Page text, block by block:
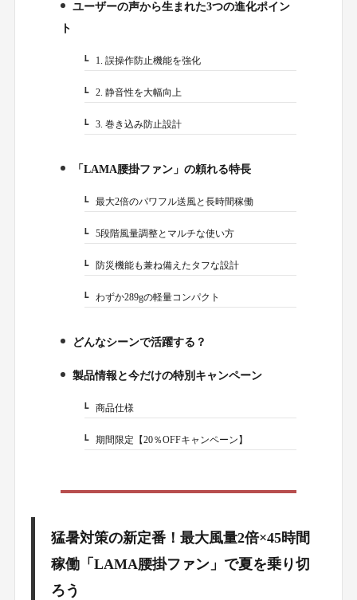
2.
ユーザーの声から生まれた3つの進化ポイン
ト
2-1.1. 誤操作防止機能を強化
2-2.2. 静音性を大幅向上
2-3.3. 巻き込み防止設計
「LAMA腰掛ファン」の頼れる特長
3-1.最大2倍のパワフル送風と長時間稼働
3-2.5段階風量調整とマルチな使い方
3-3.防災機能も兼ね備えたタフな設計
3-4.わずか289gの軽量コンパクト
どんなシーンで活躍する？
5.
製品情報と今だけの特別キャンペーン
5-1.商品仕様
5-2.期間限定【20％OFFキャンペーン】
猛暑対策の新定番！最大風量2倍×45時間
稼働「LAMA腰掛ファン」で夏を乗り切
ろう